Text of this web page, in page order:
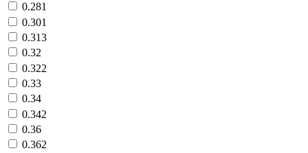
0.281
0.301
0.313
0.32
0.322
0.33
0.34
0.342
0.36
0.362